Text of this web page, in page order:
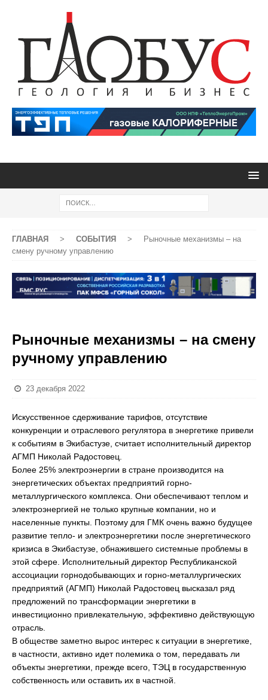
ГЛАВНАЯ > СОБЫТИЯ >
Рыночные механизмы – на
смену ручному управлению
Рыночные механизмы – на смену
ручному управлению
23 декабря 2022
Искусственное сдерживание тарифов, отсутствие
конкуренции и отраслевого регулятора в энергетике привели
к событиям в Экибастузе, считает исполнительный директор
АГМП Николай Радостовец.
Более 25% электроэнергии в стране производится на
энергетических объектах предприятий горно-
металлургического комплекса. Они обеспечивают теплом и
электроэнергией не только крупные компании, но и
населенные пункты. Поэтому для ГМК очень важно будущее
развитие тепло- и электроэнергетики после энергетического
кризиса в Экибастузе, обнажившего системные проблемы в
этой сфере. Исполнительный директор Республиканской
ассоциации горнодобывающих и горно-металлургических
предприятий (АГМП) Николай Радостовец высказал ряд
предложений по трансформации энергетики в
инвестиционно привлекательную, эффективно действующую
отрасль.
В обществе заметно вырос интерес к ситуации в энергетике,
в частности, активно идет полемика о том, передавать ли
объекты энергетики, прежде всего, ТЭЦ в государственную
собственность или оставить их в частной.